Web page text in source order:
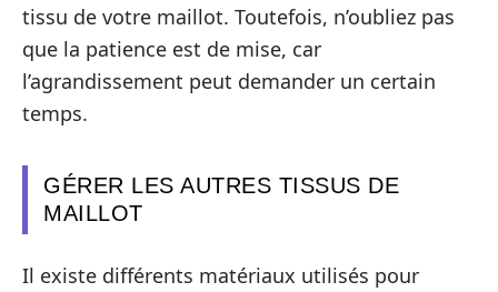
tissu de votre maillot. Toutefois, n’oubliez pas
que la patience est de mise, car
l’agrandissement peut demander un certain
temps.
GÉRER LES AUTRES TISSUS DE
MAILLOT
Il existe différents matériaux utilisés pour